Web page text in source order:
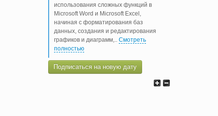
использования сложных функций в
Microsoft Word и Microsoft Excel,
начиная с форматирования баз
данных, создания и редактирования
графиков и диаграмм,
Смотреть
полностью
Подписаться на новую дату